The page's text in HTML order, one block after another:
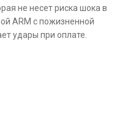
не несет риска шока в
ARM с пожизненной
удары при оплате.